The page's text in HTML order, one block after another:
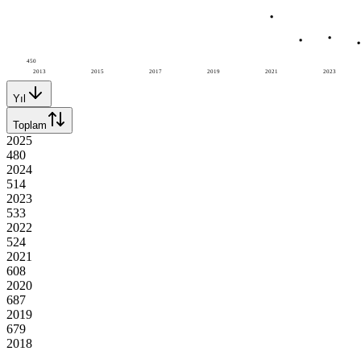
2013 2015 2017 2019 2021 2023
450
Yıl
Toplam
2025
480
2024
514
2023
533
2022
524
2021
608
2020
687
2019
679
2018